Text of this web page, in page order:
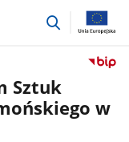
przejdź
Sztuk
w